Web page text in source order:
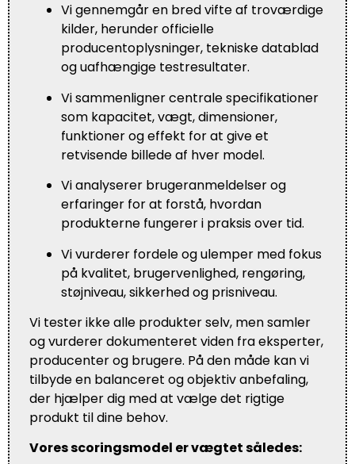
Vi gennemgår en bred vifte af troværdige
kilder, herunder officielle
producentoplysninger, tekniske datablad
og uafhængige testresultater.
Vi sammenligner centrale specifikationer
som kapacitet, vægt, dimensioner,
funktioner og effekt for at give et
retvisende billede af hver model.
Vi analyserer brugeranmeldelser og
erfaringer for at forstå, hvordan
produkterne fungerer i praksis over tid.
Vi vurderer fordele og ulemper med fokus
på kvalitet, brugervenlighed, rengøring,
støjniveau, sikkerhed og prisniveau.
Vi tester ikke alle produkter selv, men samler
og vurderer dokumenteret viden fra eksperter,
producenter og brugere. På den måde kan vi
tilbyde en balanceret og objektiv anbefaling,
der hjælper dig med at vælge det rigtige
produkt til dine behov.
Vores scoringsmodel er vægtet således: